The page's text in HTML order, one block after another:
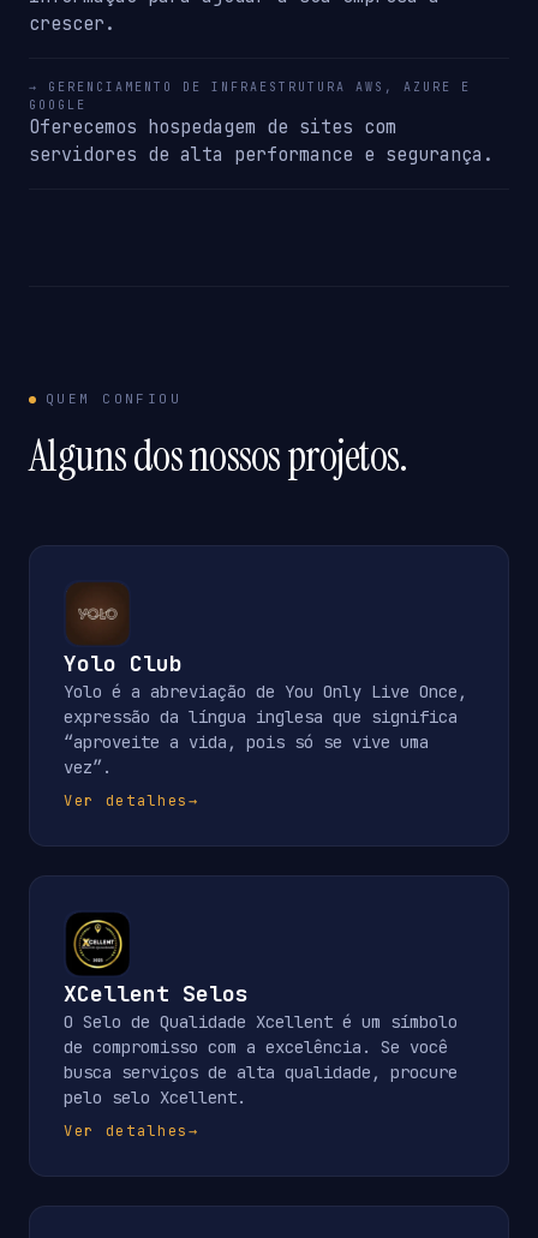
crescer.
→ GERENCIAMENTO DE INFRAESTRUTURA AWS, AZURE E
GOOGLE
Oferecemos hospedagem de sites com
servidores de alta performance e segurança.
QUEM CONFIOU
Alguns dos nossos projetos.
Yolo Club
Yolo é a abreviação de You Only Live Once,
expressão da língua inglesa que significa
“aproveite a vida, pois só se vive uma
vez”.
Ver detalhes→
XCellent Selos
O Selo de Qualidade Xcellent é um símbolo
de compromisso com a excelência. Se você
busca serviços de alta qualidade, procure
pelo selo Xcellent.
Ver detalhes→